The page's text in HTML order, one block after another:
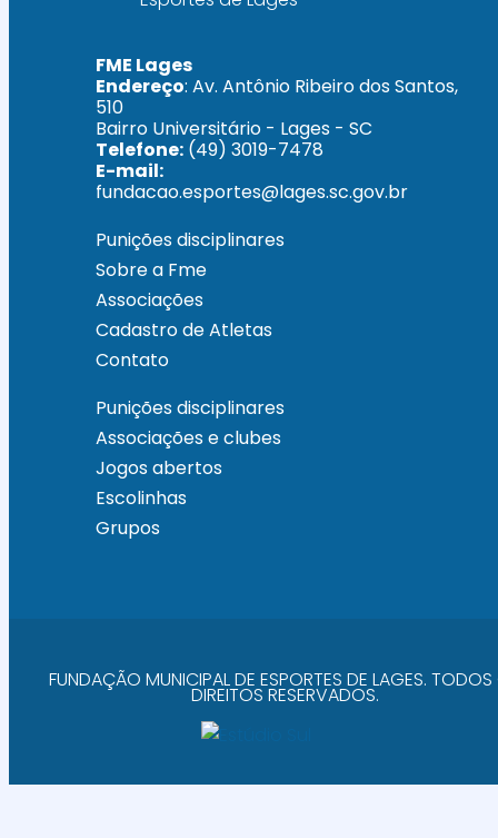
FME Lages
Endereço: Av. Antônio Ribeiro dos Santos,
510
Bairro Universitário - Lages - SC
Telefone: (49) 3019-7478
E-mail:
fundacao.esportes@lages.sc.gov.br
Punições disciplinares
Sobre a Fme
Associações
Cadastro de Atletas
Contato
Punições disciplinares
Associações e clubes
Jogos abertos
Escolinhas
Grupos
FUNDAÇÃO MUNICIPAL DE ESPORTES DE LAGES.
DIREITOS RESERVADOS.